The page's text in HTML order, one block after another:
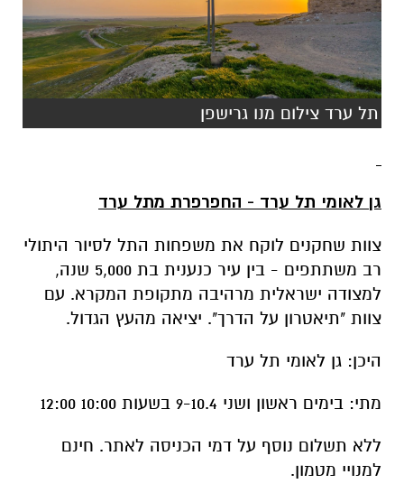
תל ערד צילום מנו גרישפן
גן לאומי תל ערד - החפרפרת מתל ערד
צוות שחקנים לוקח את משפחות התל לסיור היתולי
רב משתתפים - בין עיר כנענית בת 5,000 שנה,
למצודה ישראלית מרהיבה מתקופת המקרא. עם
צוות "תיאטרון על הדרך". יציאה מהעץ הגדול.
היכן: גן לאומי תל ערד
מתי: בימים ראשון ושני 9-10.4 בשעות 10:00 12:00
ללא תשלום נוסף על דמי הכניסה לאתר. חינם
למנויי מטמון.